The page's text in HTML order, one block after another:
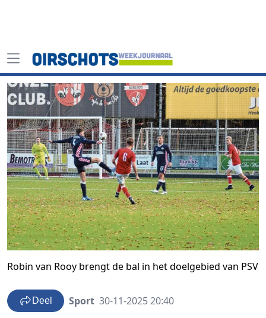
Robin van Rooy brengt de bal in het doelgebied van PSV
Deel Sport 30-11-2025 20:40